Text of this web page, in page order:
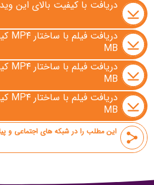
دریافت با کیفیت بالای این
MB
MB
MB
این مطلب را در شبکه های اجتماعی و